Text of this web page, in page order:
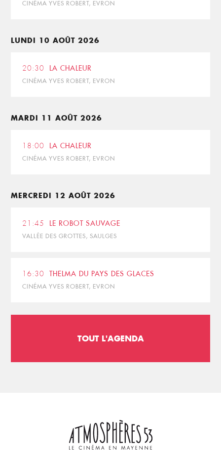
CINÉMA YVES ROBERT, EVRON
LUNDI 10 AOÛT 2026
20:30 LA CHALEUR
CINÉMA YVES ROBERT, EVRON
MARDI 11 AOÛT 2026
18:00 LA CHALEUR
CINÉMA YVES ROBERT, EVRON
MERCREDI 12 AOÛT 2026
21:45 LE ROBOT SAUVAGE
VALLÉE DES GROTTES, SAULGES
16:30 THELMA DU PAYS DES GLACES
CINÉMA YVES ROBERT, EVRON
TOUT L'AGENDA